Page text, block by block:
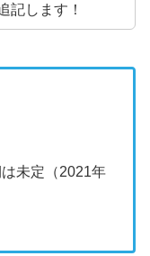
記します！
未定（2021年